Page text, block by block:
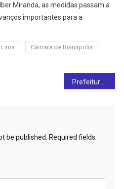
Miranda, as medidas passam a
importantes para a
Câmara de Rianápolis
be published. Required fields